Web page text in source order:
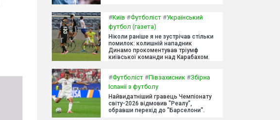
#Київ #Футболіст #Український
футбол (газета)
Ніколи раніше я не зустрічав стільки
помилок: колишній нападник
Динамо прокоментував тріумф
київської команди над Карабахом.
#Футболіст #Півзахисник #Збірна
Іспанії з футболу
Найвидатніший гравець Чемпіонату
світу-2026 відмовив "Реалу",
обравши перехід до "Барселони".